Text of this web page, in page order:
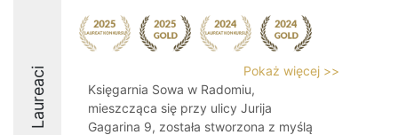
Laureaci
Pokaż więcej >>
Księgarnia Sowa w Radomiu,
mieszcząca się przy ulicy Jurija
Gagarina 9, została stworzona z myślą